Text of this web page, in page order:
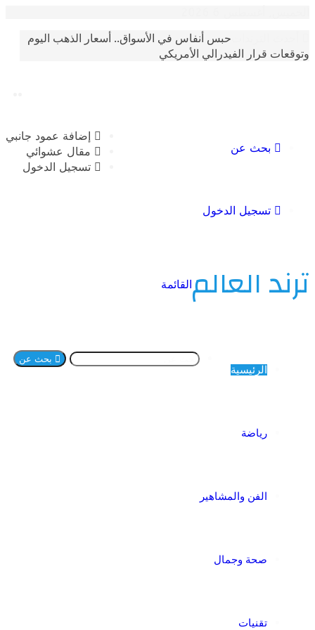
حبس أنفاس في الأسواق.. أسعار الذهب اليوم
قرار الفيدرالي الأمريكي
إضافة عمود جانبي
مقال عشوائي
تسجيل الدخول
بحث عن
تسجيل الدخول
العالمالقائمة
الفن والمشاهير
صحة وجمال
بحث عن